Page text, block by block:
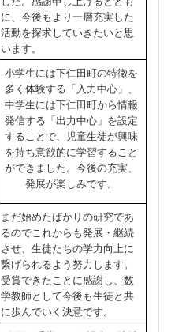
に、今後もより一層充実した
活動を探求していきたいと思
います。
小学生には下仁田町の特徴を
多く体験する「入力中心」、
中学生には下仁田町から情報
発信する「出力中心」を設定
することで、児童生徒が興味
を持ち意欲的に学習すること
ができました。今後の充実、
発展が楽しみです。
まだ始めたばかりの研究であ
るのでこれからも発展・継続
させ、生徒たちの学力向上に
繋げられるよう努力します。
受賞できたことに感謝し、数
学教師として今後も生徒と共
に歩んでいく決意です。